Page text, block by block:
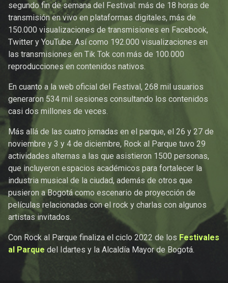
segundo fin de semana del Festival: más de 18 horas de
transmisión en vivo en plataformas digitales, más de
150.000 visualizaciones de transmisiones en Facebook,
Twitter y YouTube. Así como 192.000 visualizaciones en
las transmisiones en Tik Tok con más de 100.000
reproducciones en contenidos nativos.
En cuanto a la web oficial del Festival, 268 mil usuarios
generaron 534 mil sesiones consultando los contenidos
casi dos millones de veces.
Más allá de las cuatro jornadas en el parque, el 26 y 27 de
noviembre y 3 y 4 de diciembre, Rock al Parque tuvo 29
actividades alternas a las que asistieron 1500 personas,
que incluyeron espacios académicos para fortalecer la
industria musical de la ciudad, además de otros que
pusieron a Bogotá como escenario de proyección de
películas relacionadas con el rock y charlas con algunos
artistas invitados.
Con Rock al Parque finaliza el ciclo 2022 de los Festivales
al Parque del Idartes y la Alcaldía Mayor de Bogotá.